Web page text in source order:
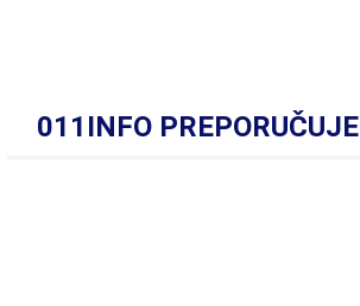
011INFO PREPORUČUJE